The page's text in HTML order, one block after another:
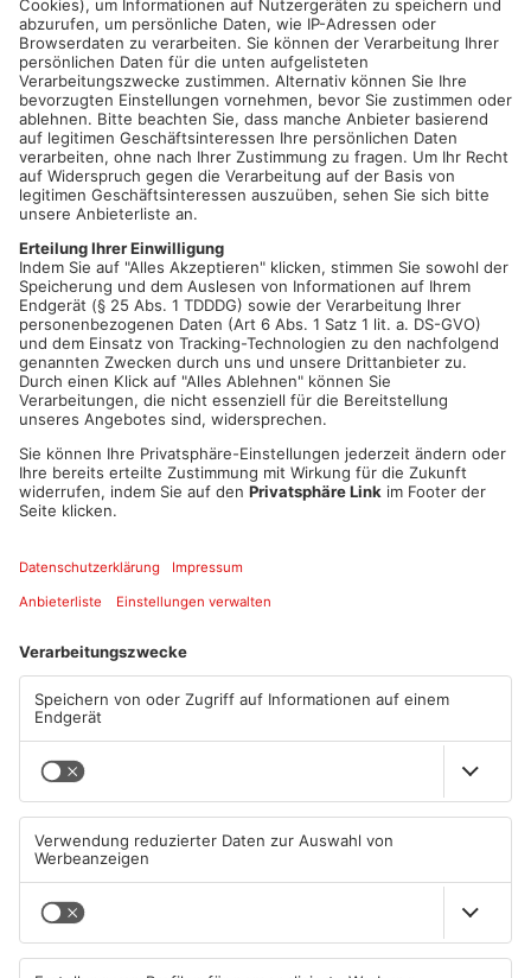
GELNHAUSEN.Flugplatz Kerb heißt es ab heute wieder in
Gelnhausen. Und zwar zum 50. Mal. Für die Jubiläumsausgabe
hat der Aeroklub Gelnhausen an diesem Wochenende ein
spektakuläres Programm auf die Beine gestellt.
Neben jeder Menge Kulinarik und Unterhaltung verspricht die
Flugschau spektakuläre Stunts am Himmel. Da wird zum
Beispiel ein bekanntes Flugboot aus den dreißiger Jahren in
Gelnhausen landen. Und zwar auf dem Rasen und nicht in der
Kinzig. Die PBY Catalina kann so was, denn sie ist quasi ein
Amphibien-Flugzeug. Rasant wird es, wenn zwei amerikanische
Jagdflieger aus dem Zweiten Weltkrieg ihre Kurven ziehen. Die
P 51 Mustang und die F4U Corsair. Das ganze Wochenende
werden außerdem Rundflüge übers Kinzigtal verlost.
Artikel teilen
Mehr aus Main-
Kinzig-Kreis
TOPNEWS
Mann schießt in Neuberg mit
Schreckschusswaffe auf
Busfahrer
Schwerer Unfall zwischen
Hanauer Kreuz